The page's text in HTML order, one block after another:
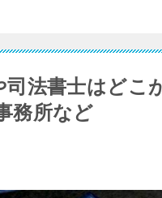
司法書士はどこ
務所など